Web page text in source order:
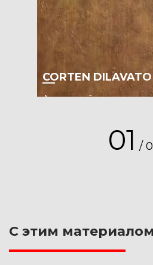
CORTEN DILAVATO
Авторский
воздействиям. Внешне
01 /
С этим